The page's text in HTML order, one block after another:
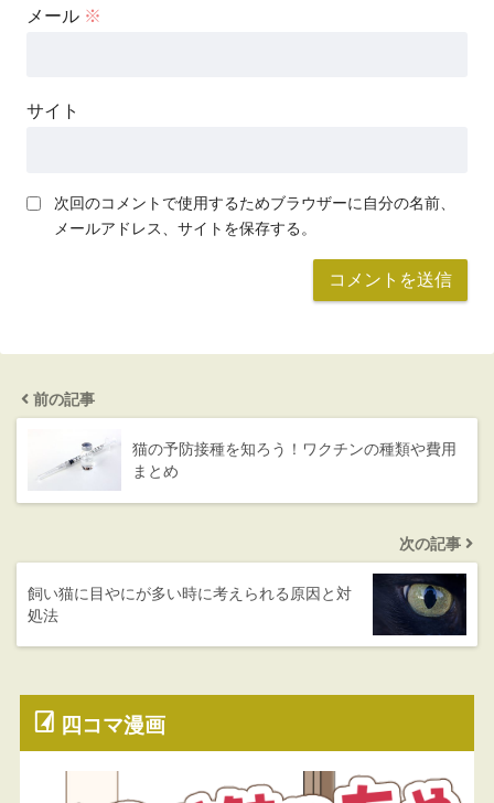
メール ※
サイト
次回のコメントで使用するためブラウザーに自分の名前、
メールアドレス、サイトを保存する。
前の記事
猫の予防接種を知ろう！ワクチンの種類や費用
まとめ
次の記事
飼い猫に目やにが多い時に考えられる原因と対
処法
四コマ漫画